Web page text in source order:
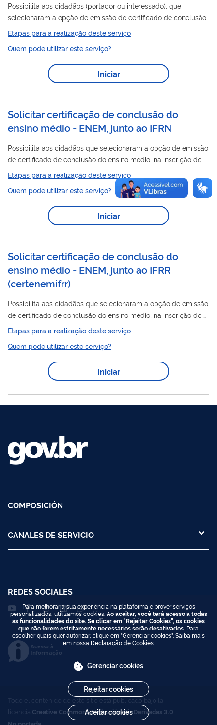
Possibilita aos cidadãos (portador ou interessado), que
selecionaram a opção de emissão de certificado de conclusão
do ensino médio, na inscrição doENEM
para receber, de forma eletrônica, a certificação , sem a
necessidade de se deslocarem fisicamente até os Campi e,
ainda, evitar gastos com o envio de correspondência postal.
Etapas para a realização deste serviço
Quem pode utilizar este serviço?
Iniciar
Solicitar certificação de conclusão do
ensino médio - ENEM, junto ao IFRN
Possibilita aos cidadãos que selecionaram a opção de emissão
de certificado de conclusão do ensino médio, na inscrição do
ENEM , emitir um certificado.
Etapas para a realização deste serviço
Quem pode utilizar este serviço?
Iniciar
Solicitar certificação de conclusão do
ensino médio - ENEM, junto ao IFRR
(certenemifrr)
Possibilita aos cidadãos que selecionaram a opção de emissão
de certificado de conclusão do ensino médio, na inscrição do
ENEM , emitir um certificado.
Etapas para a realização deste serviço
Quem pode utilizar este serviço?
Iniciar
COMPOSICIÓN
CANALES DE SERVICIO
REDES SOCIALES
Acesso à
Informação
Todo el contenido de este sitio está publicado bajo la
licencia Creative Commons Atribución-SinDerivadas 3.0
No portada
Para melhorar a sua experiência na plataforma e prover serviços
personalizados, utilizamos cookies. Ao aceitar, você terá acesso a todas
as funcionalidades do site. Se clicar em "Rejeitar Cookies", os cookies
que não forem estritamente necessários serão desativados. Para
escolher quais quer autorizar, clique em "Gerenciar cookies". Saiba mais
em nossa Declaração de Cookies.
Gerenciar cookies
Rejeitar cookies
Aceitar cookies